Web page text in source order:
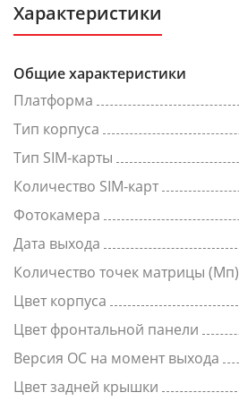
Характеристики
Общие характеристики
Платформа
Тип корпуса
Тип SIM-карты
Количество SIM-карт
Фотокамера
Дата выхода
Количество точек матрицы (Мп)
Цвет корпуса
Цвет фронтальной панели
Версия ОС на момент выхода
Цвет задней крышки